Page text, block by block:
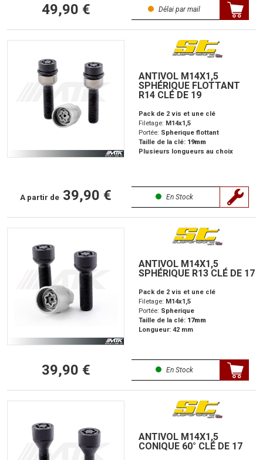
49,90 € Délai par mail
ANTIVOL M14X1,5
SPHÉRIQUE FLOTTANT
R14 CLÉ DE 19
Pack de 2 vis et une clé
Filetage: M14x1,5
Portée: Spherique flottant
Taille de la clé: 19mm
Plusieurs longueurs au choix
A partir de 39,90 € En Stock
ANTIVOL M14X1,5
SPHÉRIQUE R13 CLÉ DE 17
Pack de 2 vis et une clé
Filetage: M14x1,5
Portée: Spherique
Taille de la clé: 17mm
Longueur: 42 mm
39,90 € En Stock
ANTIVOL M14X1,5
CONIQUE 60° CLÉ DE 17